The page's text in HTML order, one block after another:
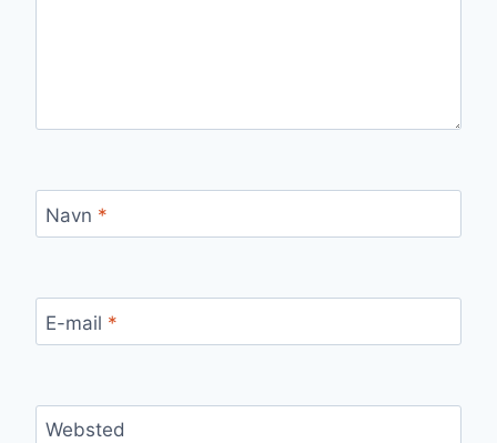
Navn *
E-mail *
Websted